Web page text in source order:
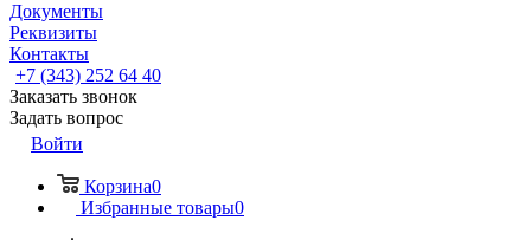
Документы
Реквизиты
Контакты
+7 (343) 252 64 40
Заказать звонок
Задать вопрос
Войти
Корзина0
Избранные товары0